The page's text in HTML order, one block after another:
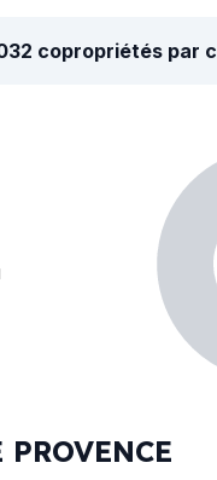
copropriétés par